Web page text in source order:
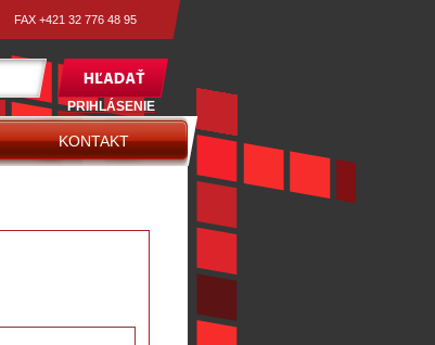
FAX +421 32 776 48 95
PRIHLÁSENIE
KONTAKT